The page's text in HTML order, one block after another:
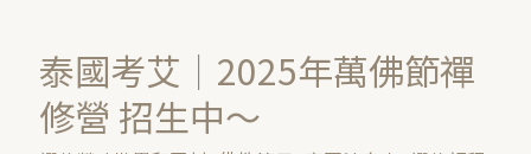
泰國考艾｜2025年萬佛節禪
修營 招生中～
營
招
生